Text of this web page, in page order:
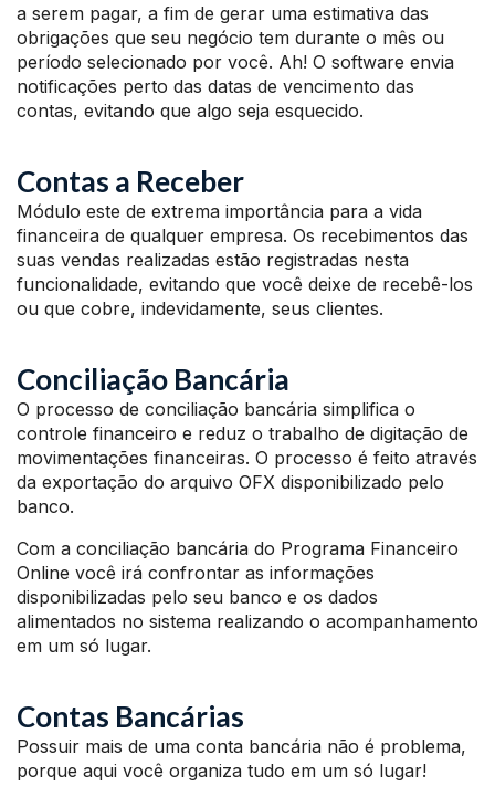
a serem pagar, a fim de gerar uma estimativa das
obrigações que seu negócio tem durante o mês ou
período selecionado por você. Ah! O software envia
notificações perto das datas de vencimento das
contas, evitando que algo seja esquecido.
Contas a Receber
Módulo este de extrema importância para a vida
financeira de qualquer empresa. Os recebimentos das
suas vendas realizadas estão registradas nesta
funcionalidade, evitando que você deixe de recebê-los
ou que cobre, indevidamente, seus clientes.
Conciliação Bancária
O processo de conciliação bancária simplifica o
controle financeiro e reduz o trabalho de digitação de
movimentações financeiras. O processo é feito através
da exportação do arquivo OFX disponibilizado pelo
banco.
Com a conciliação bancária do Programa Financeiro
Online você irá confrontar as informações
disponibilizadas pelo seu banco e os dados
alimentados no sistema realizando o acompanhamento
em um só lugar.
Contas Bancárias
Possuir mais de uma conta bancária não é problema,
porque aqui você organiza tudo em um só lugar!